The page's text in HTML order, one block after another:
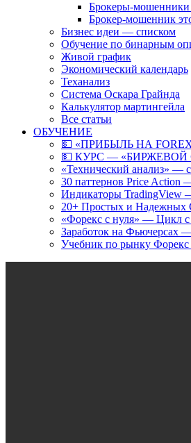
Брокеры-
Брокер-мошенник
Бизнес идеи — списком
Обучение по бинарным
Живой график
Экономический календарь
Теханализ
Система Оскара Грайнда
Калькулятор мартингейла
Все статьи
ОБУЧЕНИЕ
💵 «ПРИБЫЛЬ НА
💵 КУРС — «БИРЖЕВОЙ
«Технический анализ» —
30 паттернов Price Action
Индикаторы TradingView
20+ Простых и Надежных
«Форекс с нуля» — Цикл с
Заработок на
Учебник по рынку